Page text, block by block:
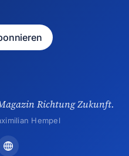
Richtung Zukunft.
Hempel